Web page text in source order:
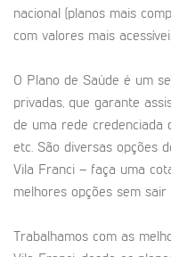
nacional (planos mais
com valores mais
O Plano de Saúde é um
privadas, que garante
de uma rede credenciada
etc. São diversas opções
Vila Franci – faça uma
melhores opções sem sair
Trabalhamos com as